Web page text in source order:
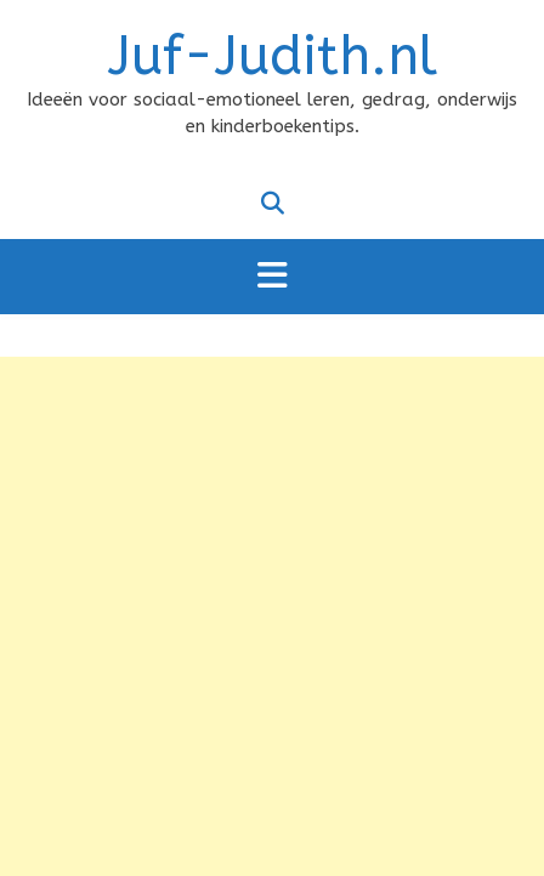
Juf-Judith.nl
Ideeën voor sociaal-emotioneel leren, gedrag, onderwijs
en kinderboekentips.